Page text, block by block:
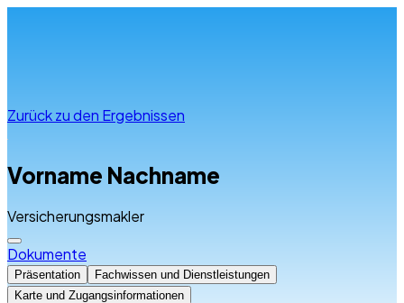
Zurück zu den Ergebnissen
Vorname Nachname
Versicherungsmakler
Dokumente
Präsentation
Fachwissen und Dienstleistungen
Karte und Zugangsinformationen